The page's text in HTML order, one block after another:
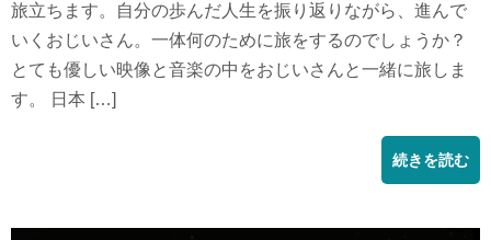
旅立ちます。自分の歩んだ人生を振り返りながら、進んで
いくおじいさん。一体何のために旅をするのでしょうか？
とても優しい映像と音楽の中をおじいさんと一緒に旅しま
す。 日本 […]
続きを読む